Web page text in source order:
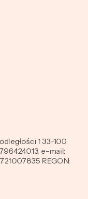
1 33-100
e-mail:
REGON: